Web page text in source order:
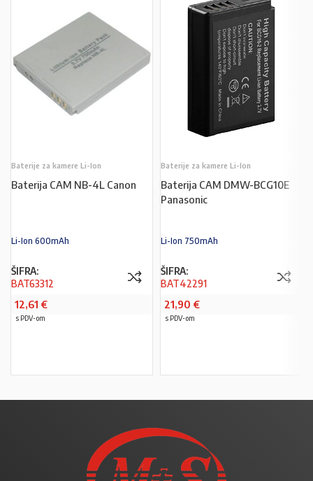
Baterije za kamere Li-Ion
Baterija CAM NB-4L Canon
Li-Ion 600mAh
ŠIFRA:
BAT63312
12,61 €
s PDV-om
Baterije za kamere Li-Ion
Baterija CAM DMW-BCG10E
Panasonic
Li-Ion 750mAh
ŠIFRA:
BAT42291
21,90 €
s PDV-om